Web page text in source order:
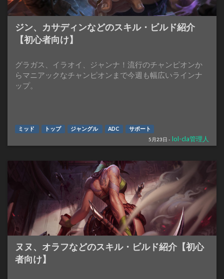
ジン、カサディンなどのスキル・ビルド紹介
【初心者向け】
グラガス、イラオイ、ジャンナ！流行のチャンピオンか
らマニアックなチャンピオンまで今週も幅広いラインナ
ップ。
ミッド トップ ジャングル ADC
サポート
5月23日 - lol-cla管理人
ヌヌ、オラフなどのスキル・ビルド紹介【初心
者向け】